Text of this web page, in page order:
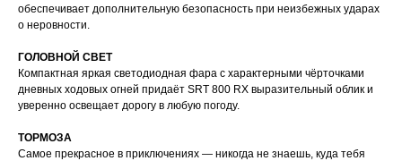
обеспечивает дополнительную безопасность при неизбежных ударах
о неровности.
ГОЛОВНОЙ СВЕТ
Компактная яркая светодиодная фара с характерными чёрточками
дневных ходовых огней придаёт SRT 800 RX выразительный облик и
уверенно освещает дорогу в любую погоду.
ТОРМОЗА
Самое прекрасное в приключениях — никогда не знаешь, куда тебя